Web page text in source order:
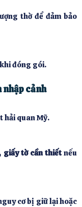
thờ để đảm bảo
đóng gói.
nhập cảnh
hải quan Mỹ.
giấy tờ cần thiết nếu
cơ bị giữ lại hoặc